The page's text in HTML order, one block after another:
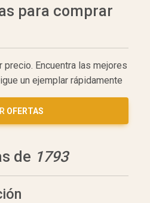
para comprar
precio. Encuentra las mejores
un ejemplar rápidamente
OFERTAS
de 1793